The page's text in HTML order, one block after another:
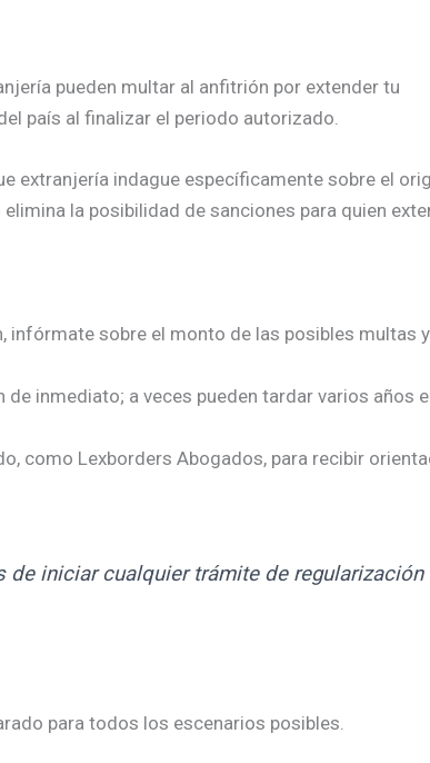
pueden multar al anfitrión por extender tu
país al finalizar el periodo autorizado.
extranjería indague específicamente sobre el
la posibilidad de sanciones para quien
infórmate sobre el monto de las posibles multas
inmediato; a veces pueden tardar varios años
como Lexborders Abogados, para recibir
de iniciar cualquier trámite de regularización
para todos los escenarios posibles.